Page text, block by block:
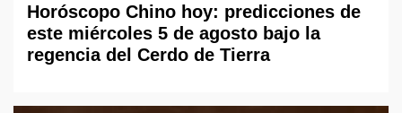
Horóscopo Chino hoy: predicciones de
este miércoles 5 de agosto bajo la
regencia del Cerdo de Tierra